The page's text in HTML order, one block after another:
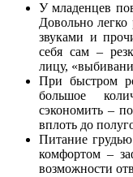
У младенцев
Довольно легко
звуками и
себя сам –
лицу,
При быстром
большое
сэкономить –
вплоть до
Питание
комфортом –
возможности